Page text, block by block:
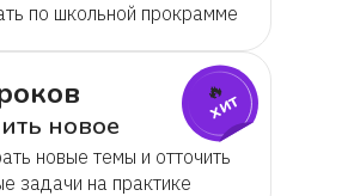
по школьной прокрамме
новое
новые темы и отточить
задачи на практике
🔥
хит